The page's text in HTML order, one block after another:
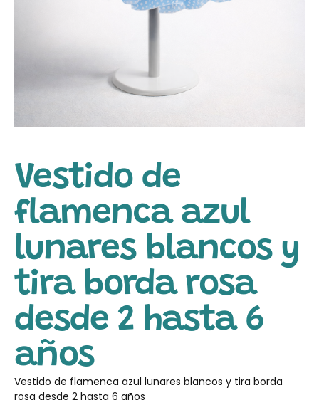
Vestido de
flamenca azul
lunares blancos y
tira borda rosa
desde 2 hasta 6
años
Vestido de flamenca azul lunares blancos y tira borda
rosa desde 2 hasta 6 años